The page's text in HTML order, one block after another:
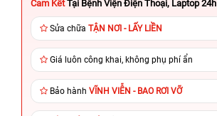
Cam Kết Tại Bệnh Viện Điện Thoại, Laptop 24h
Sửa chữa TẬN NƠI - LẤY LIỀN
Giá luôn công khai, không phụ phí ẩn
Bảo hành VĨNH VIỄN - BAO RƠI VỠ